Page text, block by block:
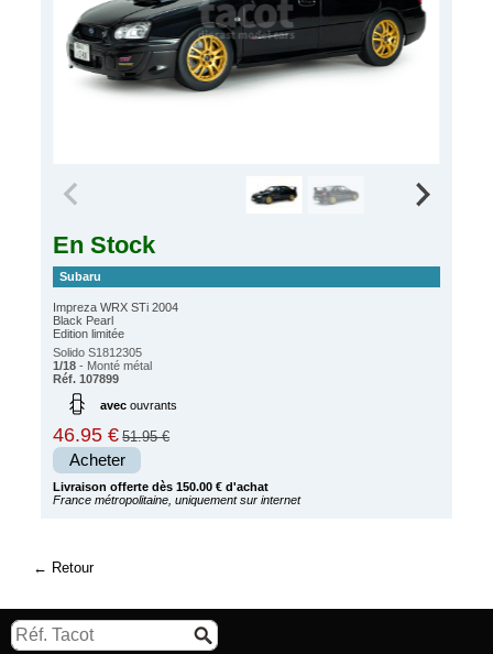
En Stock
Subaru
Impreza WRX STi 2004
Black Pearl
Edition limitée
Solido S1812305
1/18 - Monté métal
Réf. 107899
avecouvrants
46.95 € 51.95 €
Acheter
Livraison offerte dès 150.00 € d'achat
France métropolitaine, uniquement sur internet
Retour
Galerie